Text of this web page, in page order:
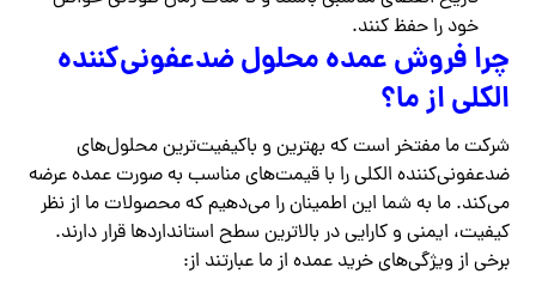
خود را حفظ کنند.
چرا فروش عمده محلول ضدعفونی‌کننده
الکلی از ما؟
شرکت ما مفتخر است که بهترین و باکیفیت‌ترین محلول‌های
ضدعفونی‌کننده الکلی را با قیمت‌های مناسب به صورت عمده عرضه
می‌کند. ما به شما این اطمینان را می‌دهیم که محصولات ما از نظر
کیفیت، ایمنی و کارایی در بالاترین سطح استانداردها قرار دارند.
برخی از ویژگی‌های خرید عمده از ما عبارتند از: